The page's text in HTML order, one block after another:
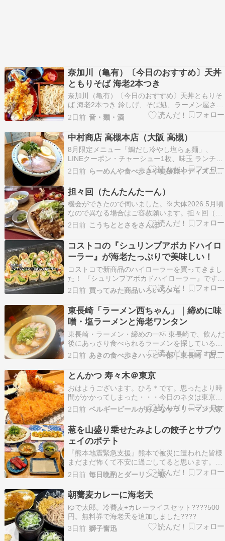
奈加川（亀有）〔今日のおすすめ〕天丼
ともりそば 海老2本つき
奈加川（亀有）〔今日のおすすめ〕天丼ともりそ
ば 海老2本つき 鈴しげ、そば処、ラーメン屋さん
なら夏冷かけ人気の舎鈴 いい感じの亀有駅前に上
陸 しかーし、早朝ではないので思い出した⇨ちょ
い直進 開店時間にこちらへ！ 半世紀ほど続く街
のお蕎麦やさん メニュー開いてあれこれ見たけ
ど、…
2日前 音・麺・酒
中村商店 高槻本店（大阪 高槻）
8月限定メニュー「鯛だし冷やし塩らぁ麺」、
LINEクーポン・チャーシュー1枚、味玉 ランチに
訪問♪『中村商店 高槻本店』 この日は会社をお休
みを頂け、ランチは「中村商店 高槻本店」さん
へ。頂きたい月限定メニュー！味わいも楽しみ
で、お店で美味しいラーメンを頂く事が出来て嬉
しいです…
2日前 らーめんや食べ歩きや史跡旅やディズニーのブログ
担々回（たんたんたーん）
機会ができたので伺いました。※大体2026.5月頃
なので異なる場合はご容赦願います。担々回（た
んたんたーん）高知県の食べ歩き。こちらは高知
市宝永町にある担々麺などを提供しているお店。
機会ができたので伺いました。ほぼ開店時間。入
ると店内はカウンター席とテーブル席です。map
で見てい…
2日前 こうちととさをさんぽ
コストコの『シュリンプアボカドハイロ
ーラー』が海老たっぷりで美味しい！
コストコで新商品のハイローラーを買ってきまし
た！ 『シュリンプアボカドハイローラー』です！
海老たっぷりのハイローラーですよ！ 詳細情報
シールを見ると、 お値段「100g当たり：税込238
円」でした。 今回は内容量が9 […]
2日前 買ってみた商品いろいろメモ
東長崎「ラーメン西ちゃん」｜締めに味
噌・塩ラーメンと海老ワンタン
東長崎・ラーメン・締めの一杯 東長崎で、飲んだ
後にあっさり食べられるラーメンを探している人
へ 東長崎駅北口の線路沿い、ぽつりと灯る赤いテ
ントと提灯が目印の「ラーメン 西ちゃん」。この
記事では、ここで食べた塩ラーメン、味噌ラーメ
ン、海老ワンタンを写真とともに紹介します。あ
っさりし…
2日前 あきの食べ歩きハッピー部｜東長崎・西武池袋線沿線グルメ
とんかつ 寿々木＠東京
おはようございます。ひろ＊です。思ったより時
間がかかってしまった・・・今日のネタは東京駅
のとんかつ寿々木です。とんかつ 寿々木 (東京/と
んかつ)★★★☆☆3.53 ■予算(夜):￥2,000～
￥2,999tabelog.comロースカツと海老フライ定食
をチョイス。エビがあるか…
2日前 ベルギービールが好きなサラリーマン大家
葱を山盛り乗せたみよしの餃子とサブウ
ェイのポテト
『熊本地震緊急支援』熊本で被災に遭われた皆様
まだまだ怖くて不安に過ごしてると思います。私
も胆振東部地震で3日間停電になって暗闇で過ご
したことを思い出します。電気が通ってからは被
災…ameblo.jpんじっ…モチモチに見守られ(？)な
がら愛しのサブウェイポテトを食べる3時のおや
つ…
2日前 毎日晩酌とダーリンご飯
朝蕎麦カレーに海老天
ゆで太郎。冷蕎麦+カレーライスセット????500
円。無料券で海老天を追加しました????
3日前 獅子奮迅